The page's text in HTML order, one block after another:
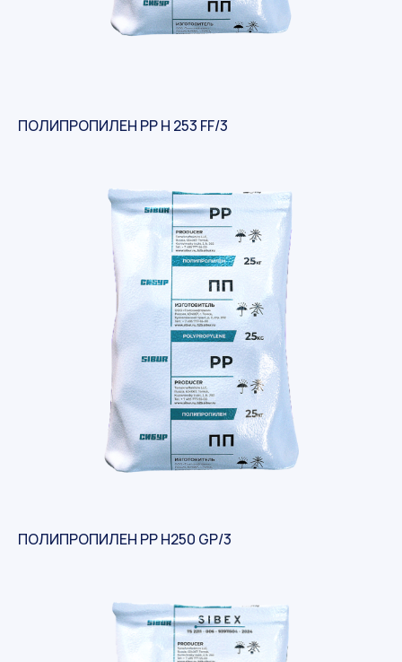
ПОЛИПРОПИЛЕН PP H 253 FF/3
ПОЛИПРОПИЛЕН PP H250 GP/3